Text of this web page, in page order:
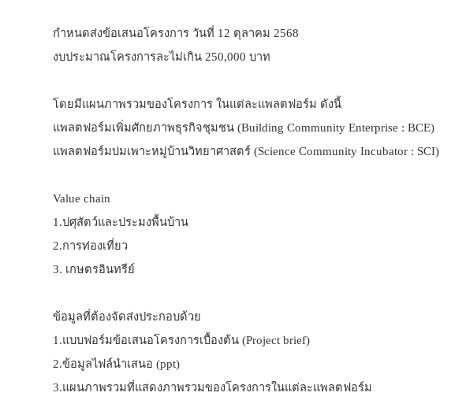
กำหนดส่งข้อเสนอโครงการ วันที่ 12 ตุลาคม 2568
งบประมาณโครงการละไม่เกิน 250,000 บาท
โดยมีแผนภาพรวมของโครงการ ในแต่ละแพลตฟอร์ม ดังนี้
แพลตฟอร์มเพิ่มศักยภาพธุรกิจชุมชน (Building Community Enterprise : BCE)
แพลตฟอร์มบ่มเพาะหมู่บ้านวิทยาศาสตร์ (Science Community Incubator : SCI)
Value chain
1.ปศุสัตว์และประมงพื้นบ้าน
2.การท่องเที่ยว
3. เกษตรอินทรีย์
ข้อมูลที่ต้องจัดส่งประกอบด้วย
1.แบบฟอร์มข้อเสนอโครงการเบื้องต้น (Project brief)
2.ข้อมูลไฟล์นำเสนอ (ppt)
3.แผนภาพรวมที่แสดงภาพรวมของโครงการในแต่ละแพลตฟอร์ม